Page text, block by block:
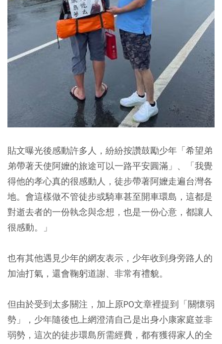
貼文曝光後感動許多人，紛紛按讚鼓勵少年「希望弟
弟帶著天使阿嬤的旅途可以一路平安圓滿」、「我覺
得他的孝心真的很感動人，徒步帶著阿嬤走遍台灣各
地。會這樣做不管徒步或騎車甚至開車環島，這都是
對逝去者的一份執念與念想，也是一份心意，都讓人
很感動。」
也有其他遇見少年的網友表示，少年收到身旁路人的
加油打氣，還會鞠躬道謝、非常有禮貌。
但由於受到太多關注，加上原PO文章裡提到「關懷弱
勢」，少年隨後也上網澄清自己是出身小康家庭並非
弱勢，這次的徒步環島所需經費，都有獲得家人的全